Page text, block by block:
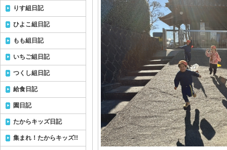
りす組日記
ひよこ組日記
もも組日記
いちご組日記
つくし組日記
給食日記
園日記
たからキッズ日記
集まれ！たからキッズ!!